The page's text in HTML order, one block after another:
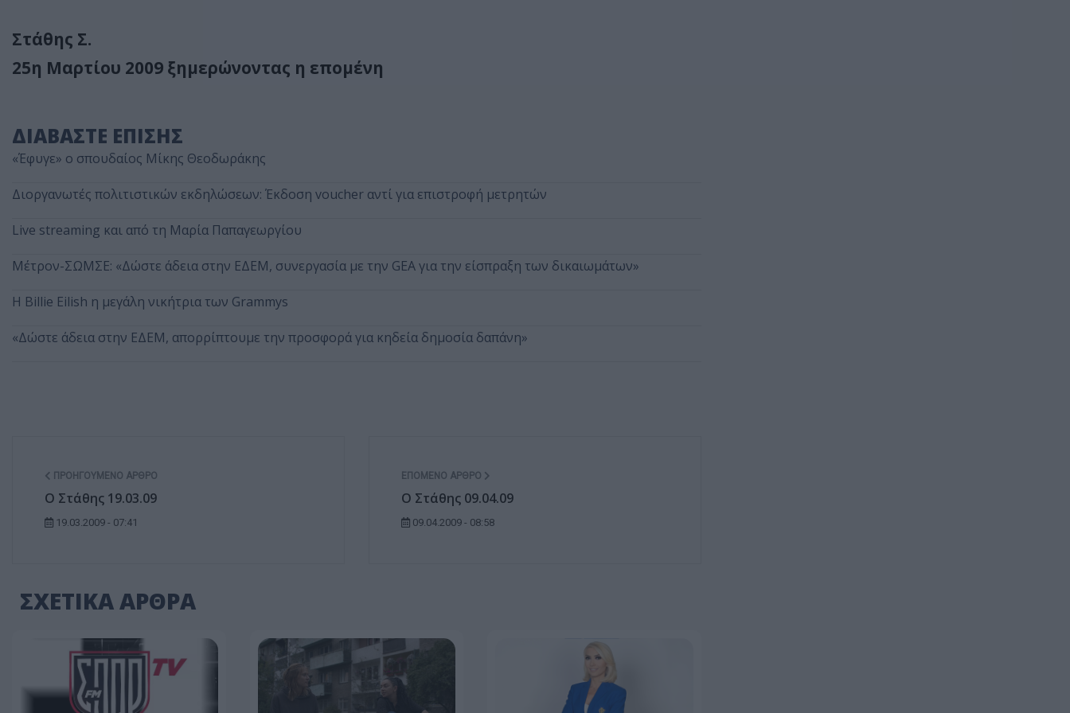
Στάθης Σ.
25η Μαρτίου 2009 ξημερώνοντας η επομένη
ΔΙΑΒΑΣΤΕ ΕΠΙΣΗΣ
«Έφυγε» ο σπουδαίος Μίκης Θεοδωράκης
Διοργανωτές πολιτιστικών εκδηλώσεων: Έκδοση voucher αντί για επιστροφή μετρητών
Live streaming και από τη Μαρία Παπαγεωργίου
Μέτρον-ΣΩΜΣΕ: «Δώστε άδεια στην ΕΔΕΜ, συνεργασία με την GEA για την είσπραξη των δικαιωμάτων»
Η Billie Eilish η μεγάλη νικήτρια των Grammys
«Δώστε άδεια στην ΕΔΕΜ, απορρίπτουμε την προσφορά για κηδεία δημοσία δαπάνη»
ΠΡΟΗΓΟΎΜΕΝΟ ΆΡΘΡΟ
Ο Στάθης 19.03.09
19.03.2009 - 07:41
ΕΠΌΜΕΝΟ ΆΡΘΡΟ
Ο Στάθης 09.04.09
09.04.2009 - 08:58
ΣΧΕΤΙΚΑ ΑΡΘΡΑ